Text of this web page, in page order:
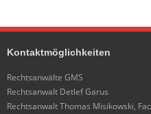
Kontaktmöglichkeiten
Rechtsanwälte GMS
Rechtsanwalt Detlef Garus
Rechtsanwalt Thomas Misikowski,